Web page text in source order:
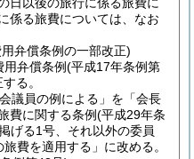
係る旅費については、なお
弁償条例の一部改正)
弁償条例(平成17年条例第
る。
議員の例による」を「会長
費に関する条例(平成29年条
げる1号、それ以外の委員
費を適用する」に改める。